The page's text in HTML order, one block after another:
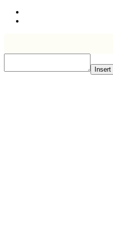
Insert